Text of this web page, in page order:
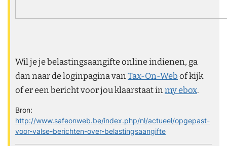
Wil je je belastingsaangifte online indienen, ga
dan naar de loginpagina van Tax-On-Web of kijk
of er een bericht voor jou klaarstaat in my ebox.
Bron:
http://www.safeonweb.be/index.php/nl/actueel/opgepast-
voor-valse-berichten-over-belastingsaangifte